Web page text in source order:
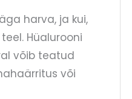
harva, ja kui,
Hüalurooni
võib teatud
või